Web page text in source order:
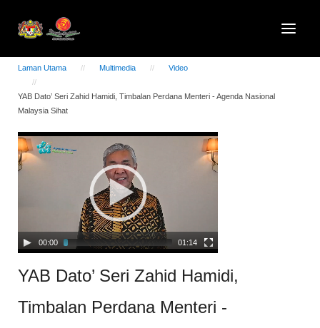
Laman Utama Multimedia Video
YAB Dato’ Seri Zahid Hamidi, Timbalan Perdana Menteri - Agenda Nasional
Malaysia Sihat
Video
Player
00:00 01:14
YAB Dato’ Seri Zahid Hamidi,
Timbalan Perdana Menteri -